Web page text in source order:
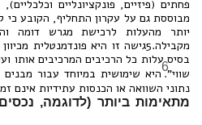
מבוססת גם על עקרון התחליף, הקובע כי
יותר מהעלות לרכישת מגרש דומה
מקבילה.5גישה זו היא פונדמנטלית
בסיס עלות כל הרכיבים המרכיבים אותו
שווי".6היא שימושית במיוחד עבור מבנים
נתוני השוואה או הכנסות עתידיות אינם
מתאימות ביותר (לדוגמה,